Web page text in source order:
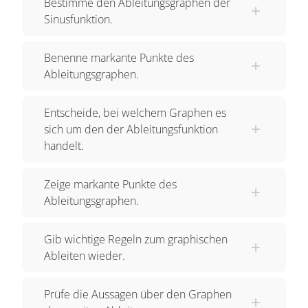
von 2 Pi. Da die Sinus-
zugehörige Ableitungsfunktion an diesen Stellen
Die Wendestellen des Graphen der Sinusfunktion
sind minus Pi, 0, plus pi und 2 pi. Dort sind dann
Nun musst du nur noch die Steigungen der
Steigung positiv, dann verläuft der Graph der
Ableitungsfunktion unterhalb der x-Achse.
Sinusfunktion.
Benenne markante Punkte des
Ableitungsgraphen.
Entscheide, bei welchem Graphen es
sich um den der Ableitungsfunktion
handelt.
Zeige markante Punkte des
Ableitungsgraphen.
Gib wichtige Regeln zum graphischen
Ableiten wieder.
Prüfe die Aussagen über den Graphen